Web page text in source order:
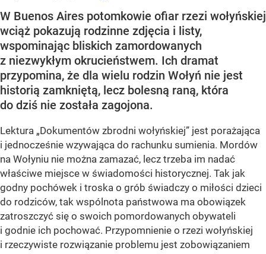
W Buenos Aires potomkowie ofiar rzezi wołyńskiej
wciąż pokazują rodzinne zdjęcia i listy,
wspominając bliskich zamordowanych
z niezwykłym okrucieństwem. Ich dramat
przypomina, że dla wielu rodzin Wołyń nie jest
historią zamkniętą, lecz bolesną raną, która
do dziś nie została zagojona.
Lektura „Dokumentów zbrodni wołyńskiej” jest porażająca
i jednocześnie wzywająca do rachunku sumienia. Mordów
na Wołyniu nie można zamazać, lecz trzeba im nadać
właściwe miejsce w świadomości historycznej. Tak jak
godny pochówek i troska o grób świadczy o miłości dzieci
do rodziców, tak wspólnota państwowa ma obowiązek
zatroszczyć się o swoich pomordowanych obywateli
i godnie ich pochować. Przypomnienie o rzezi wołyńskiej
i rzeczywiste rozwiązanie problemu jest zobowiązaniem